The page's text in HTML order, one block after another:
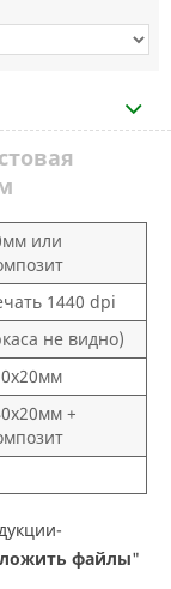
или
1440 dpi
не видно)
+
файлы"